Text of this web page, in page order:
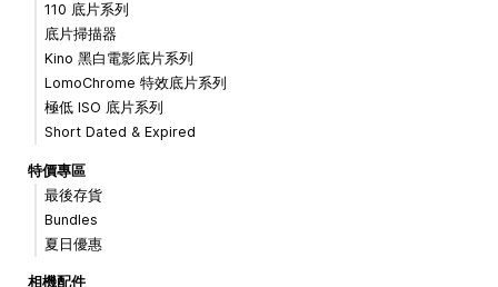
110 底片系列
底片掃描器
Kino 黑白電影底片系列
LomoChrome 特效底片系列
極低 ISO 底片系列
Short Dated & Expired
特價專區
最後存貨
Bundles
夏日優惠
相機配件